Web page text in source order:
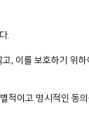
.
, 이를 보호하기 위
이고 명시적인 동